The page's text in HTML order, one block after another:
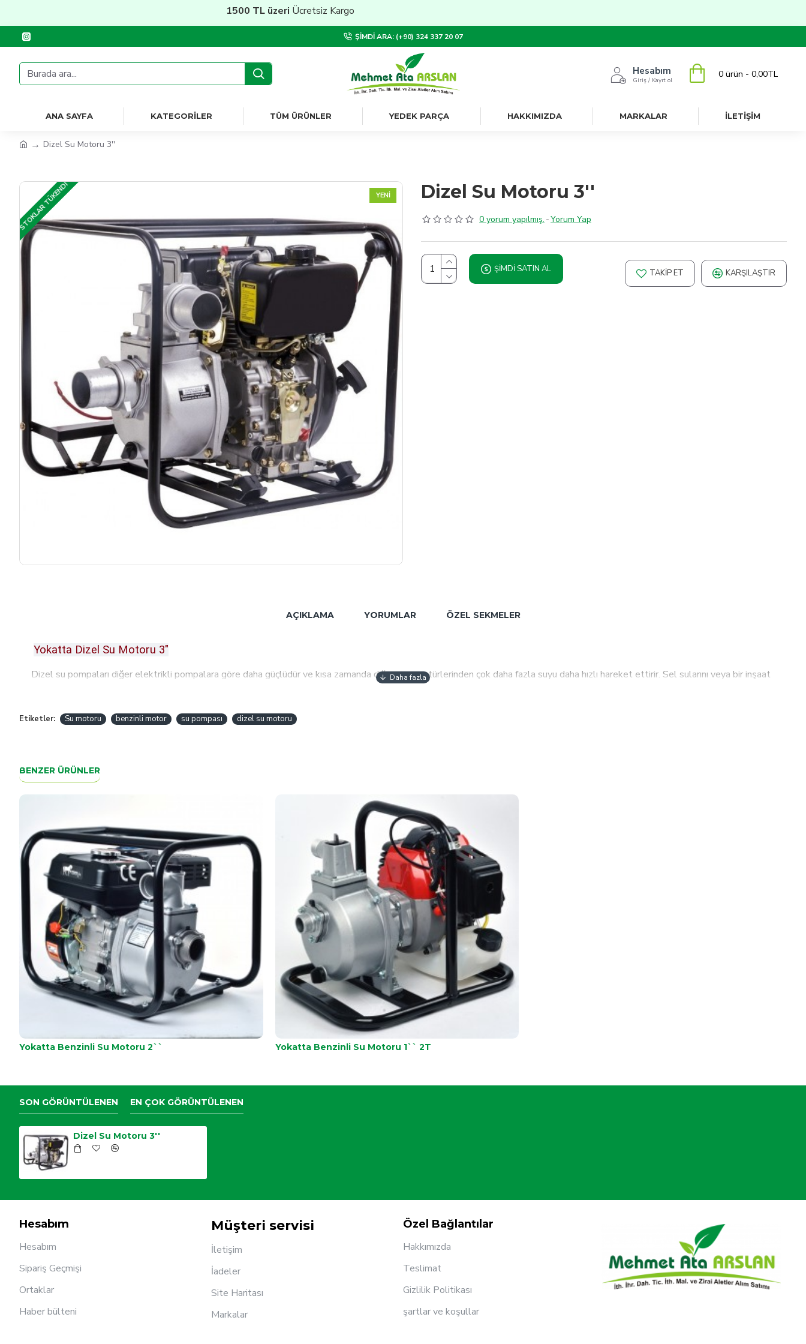
1500 TL üzeriÜcretsiz Kargo
ŞIMDI ARA: (+90) 324 337 20 07
Hesabım
Giriş / Kayıt ol
0 ürün - 0,00TL
ANA SAYFA KATEGORILER TÜM ÜRÜNLER YEDEK PARÇA HAKKIMIZDA MARKALAR İLETİŞİM
Dizel Su Motoru 3''
YENI
STOKLAR TÜKENDI Dizel Su Motoru 3''
0 yorum yapılmış. -Yorum Yap
ŞIMDI SATIN AL TAKIP ET KARŞILAŞTIR
AÇIKLAMA YORUMLAR ÖZEL SEKMELER
Yokatta Dizel Su Motoru 3"
Dizel su pompaları diğer elektrikli pompalara göre daha güçlüdür ve kısa zamanda diğer pompa türlerinden çok daha fazla suyu daha hızlı hareket ettirir. Sel sularını veya bir inşaat
güç sağlamak için elektriğe ihtiyaç duymadan çalışabilirsiniz. Dizel su pompaları, tarım endüstrisi için bir favori üründür çünkü pompa sulama sistemlerine güç sağlamak için
Motor tipi: Hava soğutmalı 4 zamanlı Tek silindirli
Max. Basma Yüksekliği: 18m
Max. Emme Derinliği: 8m
Motor tipi: LT178F
Motor gücü: 3.5kW-5.2 Hp
Yakıt tipi: Dizel
Motor hacmi: 296
Çalıştırma: İpli
Yağ Tipi: SAE 10w30-15w40
Yakıt / Yağ Depo Kapasitesi : 3.5L / 1.1L
Etiketler: Su motoru benzinli motor su pompası dizel su motoru
BENZER ÜRÜNLER
Yokatta Benzinli Su Motoru 2`` Yokatta Benzinli Su Motoru 1`` 2T
SON GÖRÜNTÜLENEN EN ÇOK GÖRÜNTÜLENEN
Dizel Su Motoru 3''
Hesabım
Hesabım
Sipariş Geçmişi
Ortaklar
Haber bülteni
Müşteri servisi
İletişim
İadeler
Site Haritası
Markalar
Özel Bağlantılar
Hakkımızda
Teslimat
Gizlilik Politikası
şartlar ve koşullar